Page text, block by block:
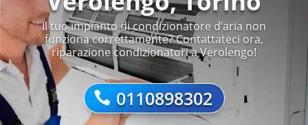
Il tuo impianto di condizionatore d’aria non
funziona correttamente? Contattateci ora,
riparazione condizionatori a Verolengo!
0110898302